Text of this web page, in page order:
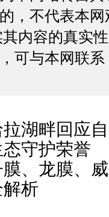
，不代表本
内容的真实
可与本网联
湖畔回应
守护荣誉
、龙膜、
析